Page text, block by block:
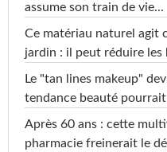
assume son train de vie...
Ce matériau naturel agit
jardin : il peut réduire les
Le "tan lines makeup"
tendance beauté
Après 60 ans : cette
pharmacie freinerait le